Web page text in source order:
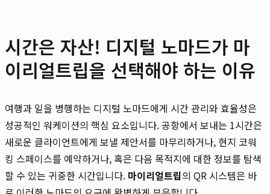
시간은 자산! 디지털 노마드가 마
이리얼트립을 선택해야 하는 이유
여행과 일을 병행하는 디지털 노마드에게 시간 관리와 효율성은
성공적인 워케이션의 핵심 요소입니다. 공항에서 보내는 1시간은
새로운 클라이언트에게 보낼 제안서를 마무리하거나, 현지 코워
킹 스페이스를 예약하거나, 혹은 다음 목적지에 대한 정보를 탐색
할 수 있는 귀중한 시간입니다. 마이리얼트립의 QR 시스템은 바